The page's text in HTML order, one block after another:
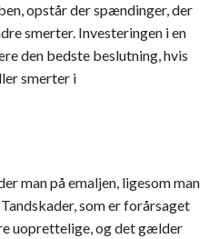
opstår der spændinger, der
smerter. Investeringen i en
den bedste beslutning, hvis
smerter i
man på emaljen, ligesom man
som er forårsaget
uoprettelige, og det gælder